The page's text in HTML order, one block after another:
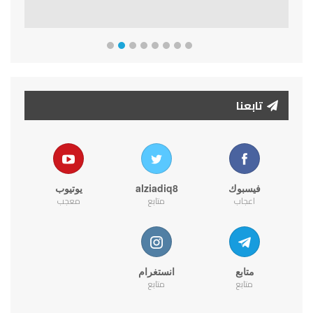
تابعنا
فيسبوك
اعجاب
alziadiq8
متابع
يوتيوب
معجب
متابع
متابع
انستغرام
متابع